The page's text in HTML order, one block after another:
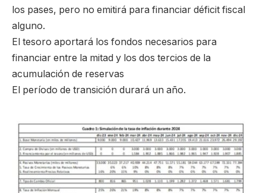
los pases, pero no emitirá para financiar déficit fiscal
alguno.
El tesoro aportará los fondos necesarios para
financiar entre la mitad y los dos tercios de la
acumulación de reservas
El período de transición durará un año.